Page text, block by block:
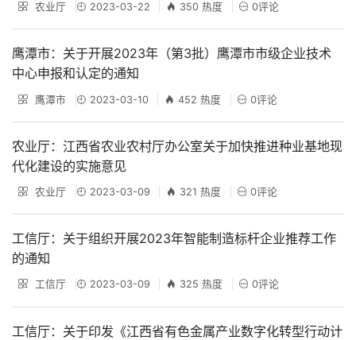
农业厅 2023-03-22 350 热度 0评论
鹰潭市：关于开展2023年（第3批）鹰潭市市级企业技术
中心申报和认定的通知
鹰潭市 2023-03-10 452 热度 0评论
农业厅：江西省农业农村厅办公室关于加快推进种业基地现
代化建设的实施意见
农业厅 2023-03-09 321 热度 0评论
工信厅：关于组织开展2023年智能制造标杆企业推荐工作
的通知
工信厅 2023-03-09 325 热度 0评论
工信厅：关于印发《江西省有色金属产业数字化转型行动计